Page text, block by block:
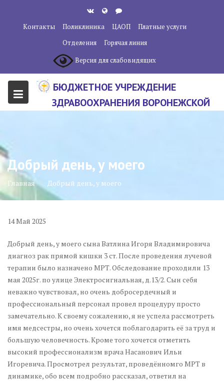
содержанию
Контакты Поликлиника ЦАОП
Платные услуги
Отделения
Горячая линия
Версия для слабовидящих
БЮДЖЕТНОЕ УЧРЕЖДЕНИЕ
ЗДРАВООХРАНЕНИЯ ВОРОНЕЖСКОЙ
ЦЕНТР"
Добрый день, у моего
Главная Добрый день, у моего
14Май 2025
Добрый день, у моего сына Ватлина Игоря Владимировича
диагноз рак прямой кишки 3 ст. После проведения лучевой
терапии было назначено МРТ. Обследование проходили 13
мая 2025г. по улице Электросигнальная, д.13/2. Сын себя
неважно чувствовал, но очень добросердечный и
профессиональный персонал провел процедуру просто
замечательно. К своему сожалению, я не успела рассмотреть
имя медсестры, но очень хочется поблагодарить её за труд и
большую человечность. Кроме того хочется отметить
высокий профессионализм врача Насанович Ильи
Игоревича. Просмотрел результат, проведённомго МРТ в
динамике, обо всем подробно рассказал, ответил на